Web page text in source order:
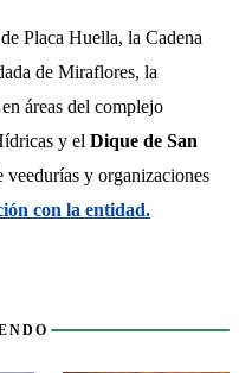
Placa Huella, la Cadena
de Miraflores, la
áreas del complejo
y el Dique de San
veedurías y organizaciones
con la entidad.